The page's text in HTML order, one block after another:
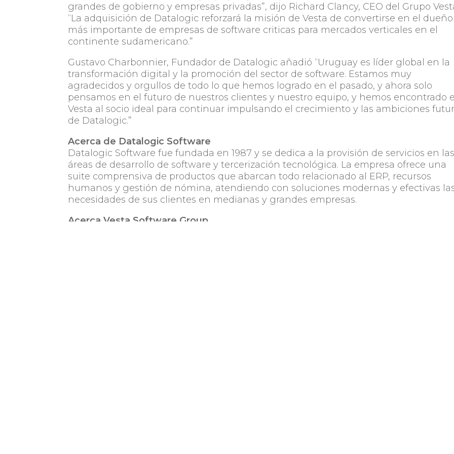
grandes de gobierno y empresas privadas”, dijo Richard Clancy, CEO del Grupo
“La adquisición de Datalogic reforzará la misión de Vesta de convertirse en el dueño
más importante de empresas de software criticas para mercados verticales en el
continente sudamericano.”
Gustavo Charbonnier, Fundador de Datalogic añadió “Uruguay es líder global en la
transformación digital y la promoción del sector de software. Estamos muy
agradecidos y orgullos de todo lo que hemos logrado en el pasado, y ahora solo
pensamos en el futuro de nuestros clientes y nuestro equipo, y hemos encontrado
Vesta al socio ideal para continuar impulsando el crecimiento y las ambiciones
de Datalogic.”
Acerca de Datalogic Software
Datalogic Software fue fundada en 1987 y se dedica a la provisión de servicios en las
áreas de desarrollo de software y tercerización tecnológica. La empresa ofrece una
suite comprensiva de productos que abarcan todo relacionado al ERP, recursos
humanos y gestión de nómina, atendiendo con soluciones modernas y efectivas
necesidades de sus clientes en medianas y grandes empresas.
Acerca Vesta Software Group